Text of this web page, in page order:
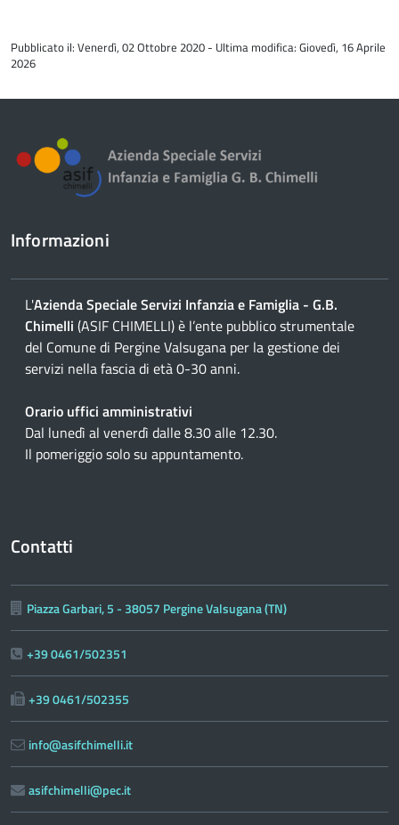
del
contenuto
Pubblicato il: Venerdì, 02 Ottobre 2020 - Ultima modifica: Giovedì, 16 Aprile
2026
Informazioni
L'Azienda Speciale Servizi Infanzia e Famiglia - G.B.
Chimelli (ASIF CHIMELLI) è l’ente pubblico strumentale
del Comune di Pergine Valsugana per la gestione dei
servizi nella fascia di età 0-30 anni.
Orario uffici amministrativi
Dal lunedì al venerdì dalle 8.30 alle 12.30.
Il pomeriggio solo su appuntamento.
Contatti
Piazza Garbari, 5 - 38057 Pergine Valsugana (TN)
+39 0461/502351
+39 0461/502355
info@asifchimelli.it
asifchimelli@pec.it